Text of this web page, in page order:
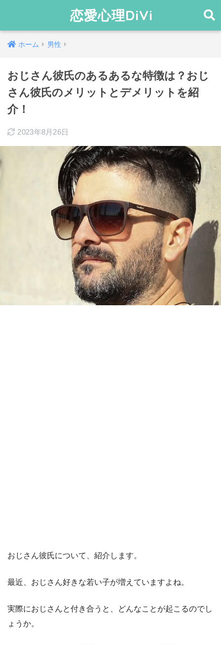
恋愛心理DiVi
ホーム 男性
おじさん彼氏のあるあるな特徴は？おじ
さん彼氏のメリットとデメリットを紹
介！
2023年8月26日
おじさん彼氏について、紹介します。
最近、おじさん好きな若い子が増えていますよね。
実際におじさんと付き合うと、どんなことが起こるのでし
ょうか。